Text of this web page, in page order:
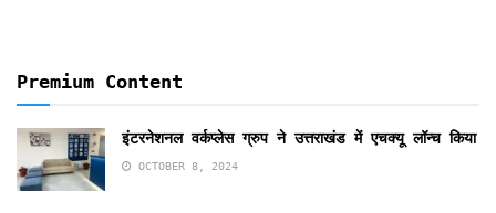
Premium Content
इंटरनेशनल वर्कप्लेस ग्रुप ने उत्तराखंड में एचक्यू लॉन्च किया
OCTOBER 8, 2024